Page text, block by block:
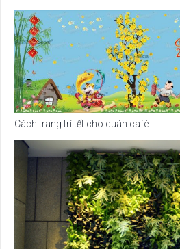
Cách trang trí tết cho quán café